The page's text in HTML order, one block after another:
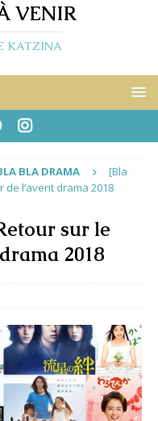
VENIR
KATZINA
BLA DRAMA
[Bla
l’avent drama 2018
sur le
2018